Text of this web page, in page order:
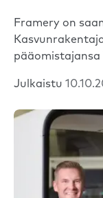
Framery on
pääomistajansa
Julkaistu